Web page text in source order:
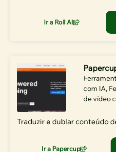
Ir a Roll AI
com IA,
de vídeo
Traduzir e dublar conteúdo
Ir a Papercup